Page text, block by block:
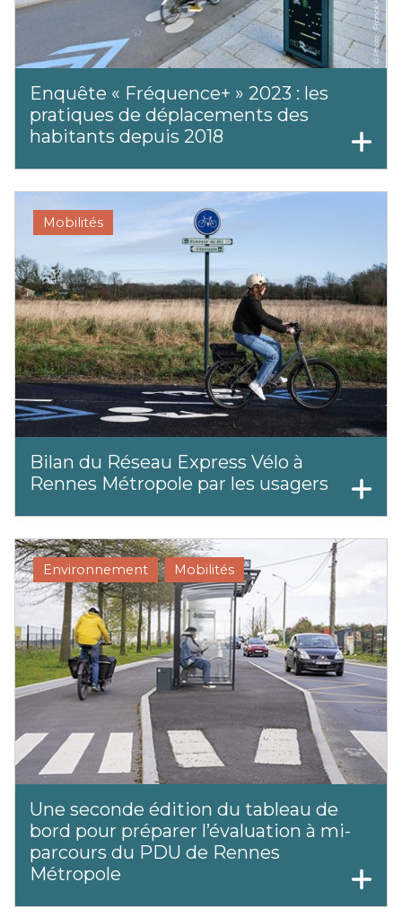
Enquête « Fréquence+ » 2023 : les
pratiques de déplacements des
habitants depuis 2018
Mobilités
Bilan du Réseau Express Vélo à
Rennes Métropole par les usagers
Environnement Mobilités
Une seconde édition du tableau de
bord pour préparer l’évaluation à mi-
parcours du PDU de Rennes
Métropole